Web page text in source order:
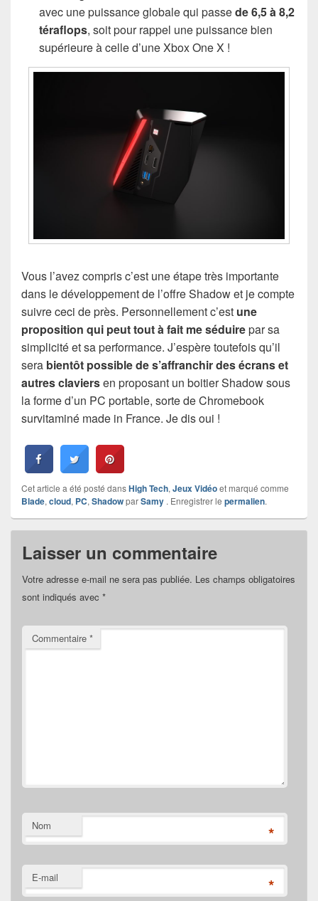
avec une puissance globale qui passede 6,5 à 8,2
téraflops, soit pour rappel une puissance bien
supérieure à celle d’une Xbox One X !
Vous l’avez compris c’est une étape très importante
dans le développement de l’offre Shadow et je compte
suivre ceci de près. Personnellement c’est une
proposition qui peut tout à fait me séduirepar sa
simplicité et sa performance. J’espère toutefois qu’il
sera bientôt possible de s’affranchir des écrans et
autres claviersen proposant un boitier Shadow sous
la forme d’un PC portable, sorte de Chromebook
survitaminé made in France. Je dis oui !
Cet article a été posté dansHigh Tech, Jeux Vidéoet marqué comme
Blade, cloud, PC, ShadowparSamy . Enregistrer le permalien.
Laisser un commentaire
Votre adresse e-mail ne sera pas publiée. Les champs obligatoires
sont indiqués avec *
Commentaire *
Nom *
E-mail *